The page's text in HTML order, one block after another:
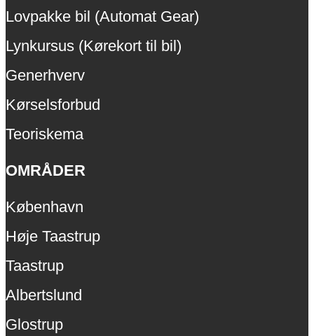
Lovpakke bil (Automat Gear)
Lynkursus (Kørekort til bil)
Generhverv
Kørselsforbud
Teoriskema
OMRÅDER
København
Høje Taastrup
Taastrup
Albertslund
Glostrup